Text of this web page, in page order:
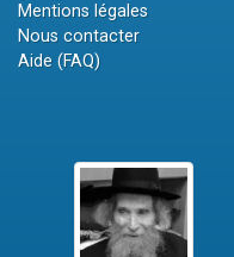
Mentions légales
Nous contacter
Aide (FAQ)